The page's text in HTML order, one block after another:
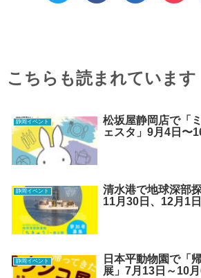
こちらも読まれています
静岡イベント
松坂屋静岡店で「
ェスタ」9月4日〜
静岡イベント
清水港で地球深部
11月30日、12月1
静岡イベント
日本平動物園で「
展」7月13日～10